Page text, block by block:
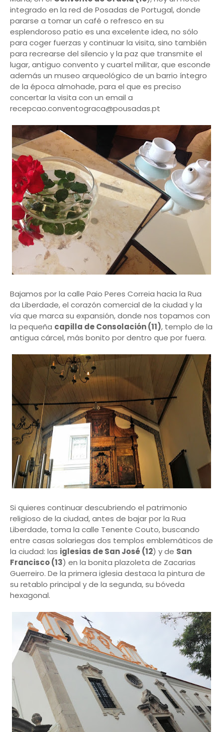
integrado en la red de Posadas de Portugal, donde
pararse a tomar un café o refresco en su
esplendoroso patio es una excelente idea, no sólo
para coger fuerzas y continuar la visita, sino también
para recrearse del silencio y la paz que transmite el
lugar, antiguo convento y cuartel militar, que esconde
además un museo arqueológico de un barrio íntegro
de la época almohade, para el que es preciso
concertar la visita con un email a
recepcao.conventograca@pousadas.pt
Bajamos por la calle Paio Peres Correia hacia la Rua
da Liberdade, el corazón comercial de la ciudad y la
vía que marca su expansión, donde nos topamos con
la pequeña capilla de Consolación (11), templo de la
antigua cárcel, más bonito por dentro que por fuera.
Si quieres continuar descubriendo el patrimonio
religioso de la ciudad, antes de bajar por la Rua
Liberdade, toma la calle Tenente Couto, buscando
entre casas solariegas dos templos emblemáticos de
la ciudad: las iglesias de San José (12) y de San
Francisco (13) en la bonita plazoleta de Zacarias
Guerreiro. De la primera iglesia destaca la pintura de
su retablo principal y de la segunda, su bóveda
hexagonal.